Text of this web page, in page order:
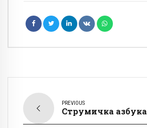
PREVIOUS
Струмичка азбука